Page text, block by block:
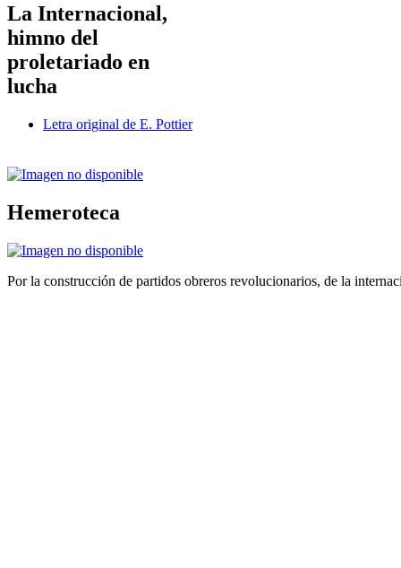
La Internacional,
himno del
proletariado en
lucha
Letra original de E. Pottier
Hemeroteca
Por la construcción de partidos obreros revolucionarios, de la